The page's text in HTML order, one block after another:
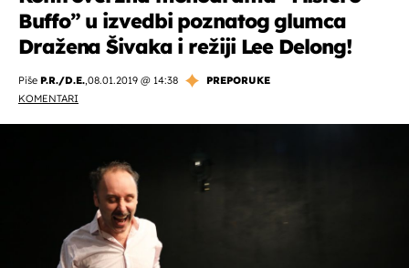
Buffo” u izvedbi poznatog glumca
Dražena Šivaka i režiji Lee Delong!
Piše P.R./D.E.,08.01.2019 @ 14:38
PREPORUKE
KOMENTARI
OMOGUĆI OBAVIJESTI